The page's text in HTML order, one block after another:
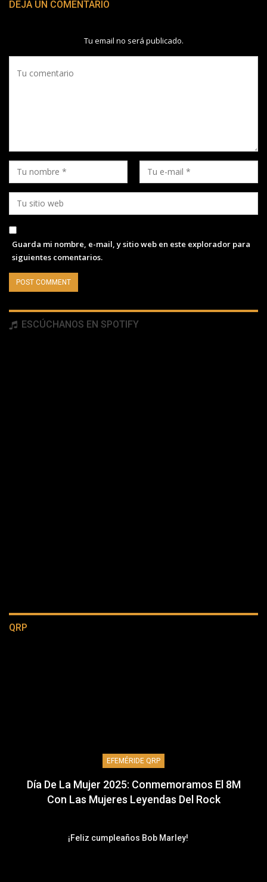
DEJA UN COMENTARIO
Tu email no será publicado.
Guarda mi nombre, e-mail, y sitio web en este explorador para
siguientes comentarios.
ESCÚCHANOS EN SPOTIFY
QRP
EFEMÉRIDE QRP
Día De La Mujer 2025: Conmemoramos El 8M
Con Las Mujeres Leyendas Del Rock
¡Feliz cumpleaños Bob Marley!